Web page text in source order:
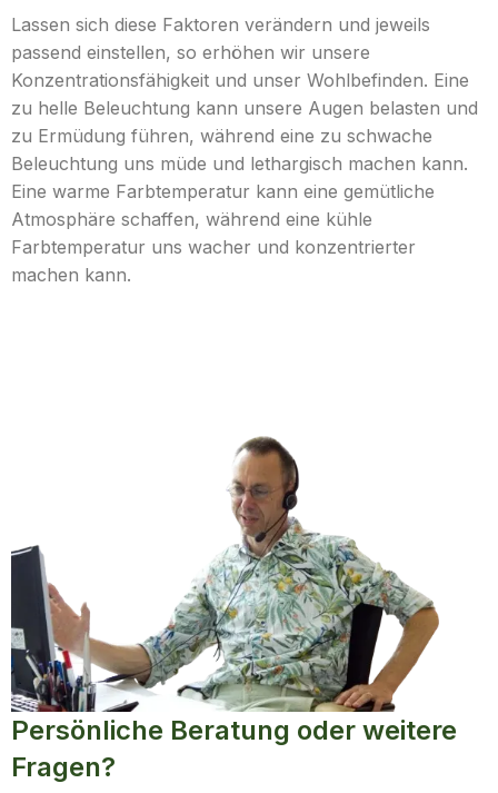
Lassen sich diese Faktoren verändern und jeweils
passend einstellen, so erhöhen wir unsere
Konzentrationsfähigkeit und unser Wohlbefinden. Eine
zu helle Beleuchtung kann unsere Augen belasten und
zu Ermüdung führen, während eine zu schwache
Beleuchtung uns müde und lethargisch machen kann.
Eine warme Farbtemperatur kann eine gemütliche
Atmosphäre schaffen, während eine kühle
Farbtemperatur uns wacher und konzentrierter
machen kann.
Persönliche Beratung oder weitere
Fragen?